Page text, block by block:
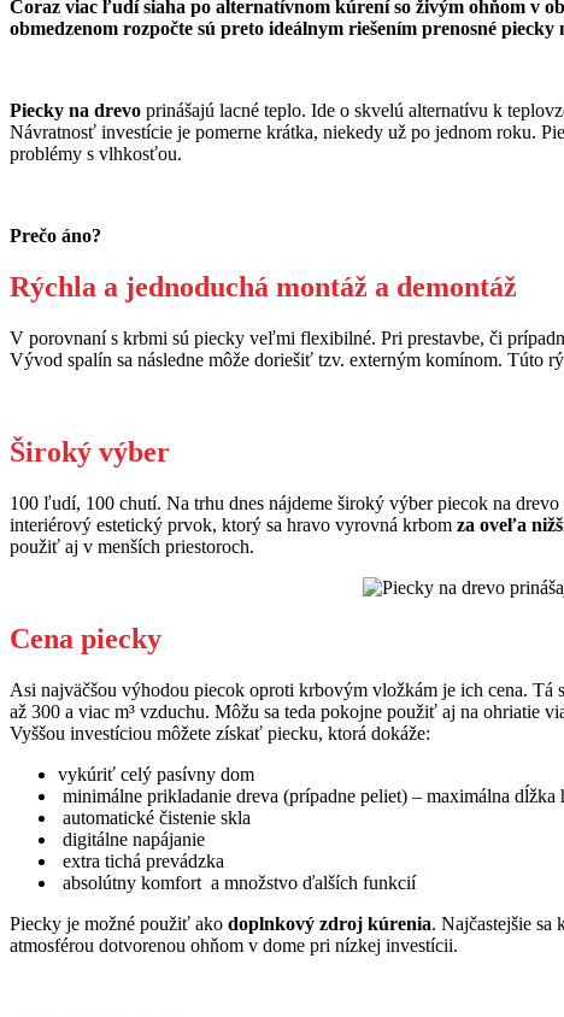
Čoraz viac ľudí siaha po alternatívnom kúrení so živým ohňom v
obmedzenom rozpočte sú preto ideálnym riešením prenosné piecky
Piecky na drevo prinášajú lacné teplo. Ide o skvelú alternatívu k
Návratnosť investície je pomerne krátka, niekedy už po jednom roku.
problémy s vlhkosťou.
Prečo áno?
Rýchla a jednoduchá montáž a demontáž
V porovnaní s krbmi sú piecky veľmi flexibilné. Pri prestavbe, či
Vývod spalín sa následne môže doriešiť tzv. externým komínom. Túto
Široký výber
100 ľudí, 100 chutí. Na trhu dnes nájdeme široký výber piecok na
interiérový estetický prvok, ktorý sa hravo vyrovná krbom za oveľa
použiť aj v menších priestoroch.
Cena piecky
Asi najväčšou výhodou piecok oproti krbovým vložkám je ich cena. Tá
až 300 a viac m³ vzduchu. Môžu sa teda pokojne použiť aj na ohriatie
Vyššou investíciou môžete získať piecku, ktorá dokáže:
vykúriť celý pasívny dom
minimálne prikladanie dreva (prípadne peliet) – maximálna dĺžka
automatické čistenie skla
digitálne napájanie
extra tichá prevádzka
absolútny komfort a množstvo ďalších funkcií
Piecky je možné použiť ako doplnkový zdroj kúrenia. Najčastejšie
atmosférou dotvorenou ohňom v dome pri nízkej investícii.